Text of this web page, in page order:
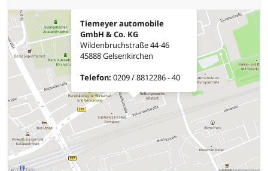
Tiemeyer automobile
GmbH & Co. KG
Wildenbruchstraße 44-46
45888 Gelsenkirchen
Telefon: 0209 / 8812286 - 40